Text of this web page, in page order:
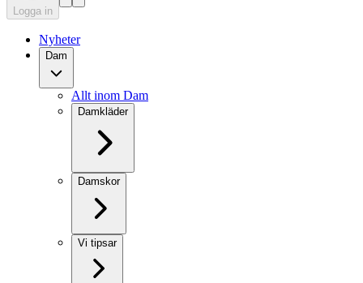
Logga in
Nyheter
Dam
Allt inom Dam
Damkläder
Damskor
Vi tipsar